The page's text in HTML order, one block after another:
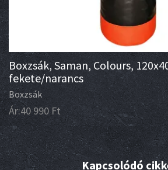
Boxzsák, Saman, Colours,
fekete/narancs
Boxzsák
Ár:40 990 Ft
Kapcsolódó